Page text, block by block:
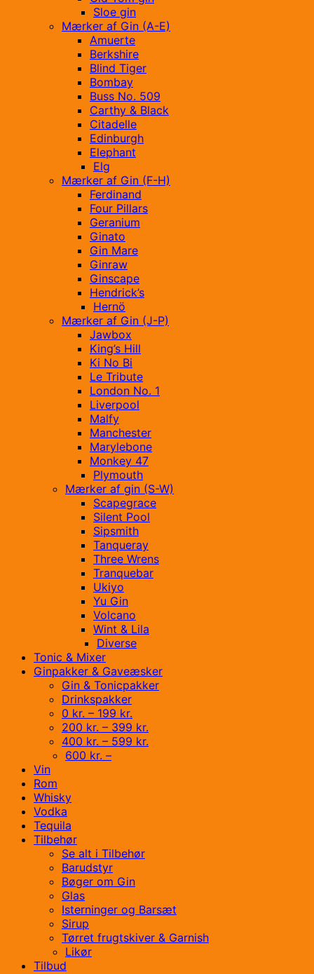
Sloe gin
Mærker af Gin (A-E)
Amuerte
Berkshire
Blind Tiger
Bombay
Buss No. 509
Carthy & Black
Citadelle
Edinburgh
Elephant
Elg
Mærker af Gin (F-H)
Ferdinand
Four Pillars
Geranium
Ginato
Gin Mare
Ginraw
Ginscape
Hendrick’s
Hernö
Mærker af Gin (J-P)
Jawbox
King’s Hill
Ki No Bi
Le Tribute
London No. 1
Liverpool
Malfy
Manchester
Marylebone
Monkey 47
Plymouth
Mærker af gin (S-W)
Scapegrace
Silent Pool
Sipsmith
Tanqueray
Three Wrens
Tranquebar
Ukiyo
Yu Gin
Volcano
Wint & Lila
Diverse
Tonic & Mixer
Ginpakker & Gaveæsker
Gin & Tonicpakker
Drinkspakker
0 kr. – 199 kr.
200 kr. – 399 kr.
400 kr. – 599 kr.
600 kr. –
Vin
Rom
Whisky
Vodka
Tequila
Tilbehør
Se alt i Tilbehør
Barudstyr
Bøger om Gin
Glas
Isterninger og Barsæt
Sirup
Tørret frugtskiver & Garnish
Likør
Tilbud